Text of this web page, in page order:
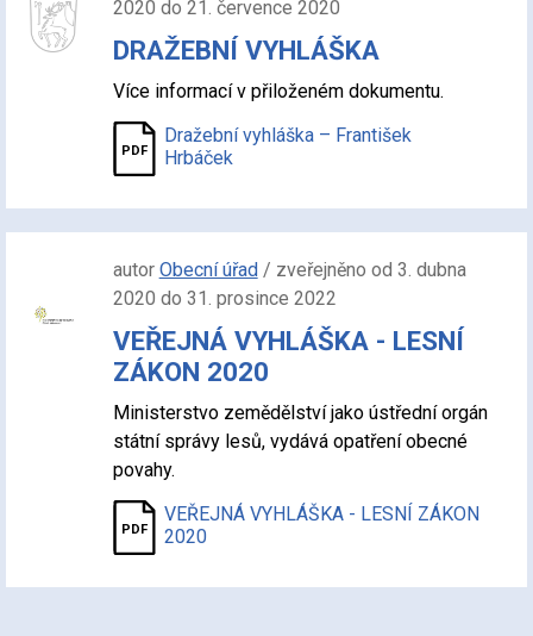
2020 do 21. července 2020
DRAŽEBNÍ VYHLÁŠKA
Více informací v přiloženém dokumentu.
Dražební vyhláška – František
Hrbáček
autor Obecní úřad/ zveřejněno od 3. dubna
2020 do 31. prosince 2022
VEŘEJNÁ VYHLÁŠKA - LESNÍ
ZÁKON 2020
Ministerstvo zemědělství jako ústřední orgán
státní správy lesů, vydává opatření obecné
povahy.
VEŘEJNÁ VYHLÁŠKA - LESNÍ ZÁKON
2020